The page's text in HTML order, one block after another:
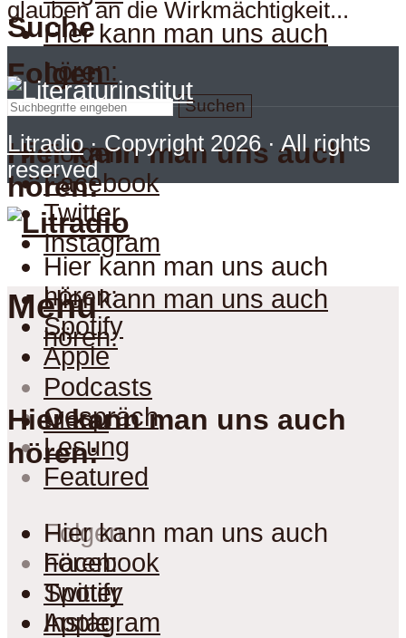
Suche
Suchen
Hier kann man uns auch
hören:
Hier kann man uns auch
hören:
Hier kann man uns auch
hören:
Spotify
Apple
Menu
Folgen
Folgen
Facebook
Twitter
Instagram
Hier kann man uns auch
hören:
Hier kann man uns auch
hören:
Hier kann man uns auch
hören:
Spotify
Apple
glauben an die Wirkmächtigkeit...
Litradio· Copyright 2026 · All rights
reserved
Menu
Podcasts
Gespräch
Lesung
Featured
Folgen
Facebook
Twitter
Instagram